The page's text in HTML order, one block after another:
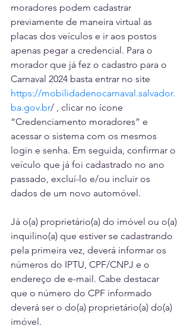
moradores podem cadastrar
previamente de maneira virtual as
placas dos veículos e ir aos postos
apenas pegar a credencial. Para o
morador que já fez o cadastro para o
Carnaval 2024 basta entrar no site
https://mobilidadenocarnaval.salvador.
ba.gov.br/ , clicar no ícone
“Credenciamento moradores” e
acessar o sistema com os mesmos
login e senha. Em seguida, confirmar o
veículo que já foi cadastrado no ano
passado, excluí-lo e/ou incluir os
dados de um novo automóvel.
Já o(a) proprietário(a) do imóvel ou o(a)
inquilino(a) que estiver se cadastrando
pela primeira vez, deverá informar os
números do IPTU, CPF/CNPJ e o
endereço de e-mail. Cabe destacar
que o número do CPF informado
deverá ser o do(a) proprietário(a) do(a)
imóvel.